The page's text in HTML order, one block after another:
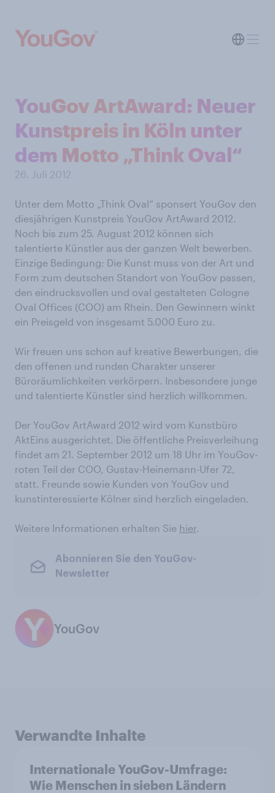
YouGov ArtAward: Neuer
Kunstpreis in Köln unter
dem Motto „Think Oval“
26. Juli 2012
Unter dem Motto „Think Oval“ sponsert YouGov den
diesjährigen Kunstpreis YouGov ArtAward 2012.
Noch bis zum 25. August 2012 können sich
talentierte Künstler aus der ganzen Welt bewerben.
Einzige Bedingung: Die Kunst muss von der Art und
Form zum deutschen Standort von YouGov passen,
den eindrucksvollen und oval gestalteten Cologne
Oval Offices (COO) am Rhein. Den Gewinnern winkt
ein Preisgeld von insgesamt 5.000 Euro zu.
Wir freuen uns schon auf kreative Bewerbungen, die
den offenen und runden Charakter unserer
Büroräumlichkeiten verkörpern. Insbesondere junge
und talentierte Künstler sind herzlich willkommen.
Der YouGov ArtAward 2012 wird vom Kunstbüro
AktEins ausgerichtet. Die öffentliche Preisverleihung
findet am 21. September 2012 um 18 Uhr im YouGov-
roten Teil der COO, Gustav-Heinemann-Ufer 72,
statt. Freunde sowie Kunden von YouGov und
kunstinteressierte Kölner sind herzlich eingeladen.
Weitere Informationen erhalten Sie hier.
Abonnieren Sie den YouGov-
Newsletter
YouGov
Verwandte Inhalte
Internationale YouGov-Umfrage:
Wie Menschen in sieben Ländern